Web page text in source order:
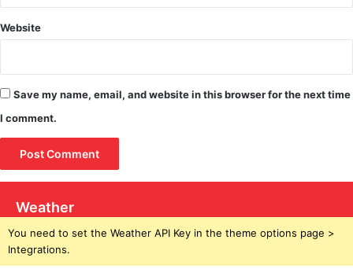
Website
Save my name, email, and website in this browser for the next time
I comment.
Weather
You need to set the Weather API Key in the theme options page >
Integrations.